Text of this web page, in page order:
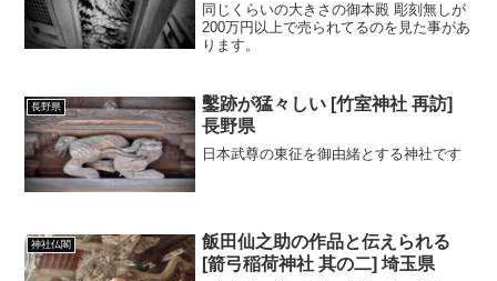
同じくらいの大きさの御本殿 彫刻無しが
200万円以上で売られてるのを見た事があ
ります。
長野県
鑿跡が猛々しい [竹室神社 再訪]
長野県
日本武尊の東征を御由緒とする神社です
神社仏閣
飯田仙之助の作品と伝えられる
[箭弓稲荷神社 其の二] 埼玉県